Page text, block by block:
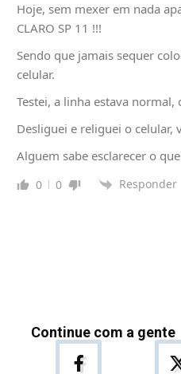
Hoje, sem mexer em nada
CLARO SP 11 !!!
Sendo que jamais sequer
celular.
Testei, a linha estava normal,
Desliguei e religuei o celular,
Alguem sabe esclarecer o
0 0 Responder
Continue com a gente